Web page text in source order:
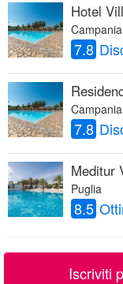
Hotel
Campania
7.8
Campania
7.8
Meditur
Puglia
8.5
Iscriviti